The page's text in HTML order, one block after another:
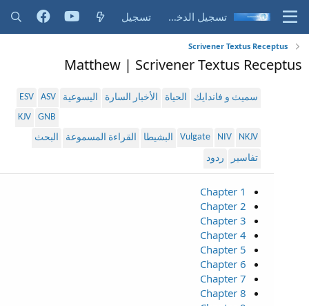
تسجيل الدخول تسجيل
Scrivener Textus Receptus
Matthew | Scrivener Textus Receptus
سميث و فاندايك الحياة الأخبار السارة اليسوعية ASV
ESV
GNB
KJV
NKJV
NIV
Vulgate البشيطا القراءة المسموعة
البحث
تفاسير
ردود
Chapter 1
Chapter 2
Chapter 3
Chapter 4
Chapter 5
Chapter 6
Chapter 7
Chapter 8